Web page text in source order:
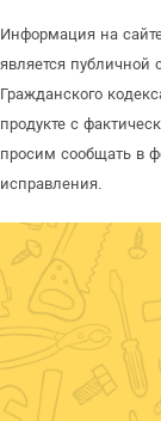
Информация на
является
Гражданского
продукте с
просим сообщать в
исправления.